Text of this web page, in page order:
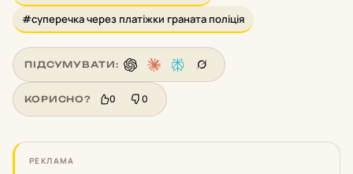
#суперечка через платіжки граната поліція
ПІДСУМУВАТИ:
КОРИСНО? 0 0
РЕКЛАМА